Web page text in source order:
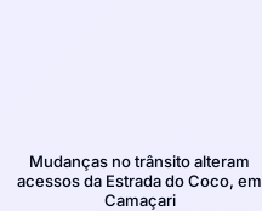
Mudanças no trânsito alteram
acessos da Estrada do Coco, em
Camaçari